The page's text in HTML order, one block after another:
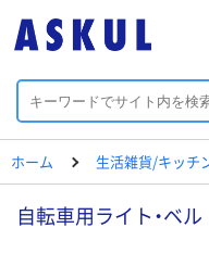
ホーム 生活雑貨/キッチ
自転車用ライト・ベル